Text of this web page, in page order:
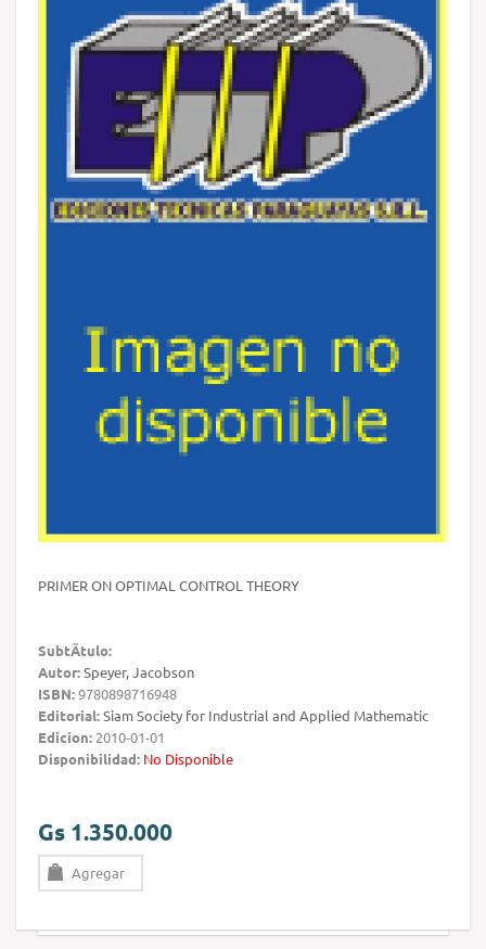
PRIMER ON OPTIMAL CONTROL THEORY
SubtÃ­tulo:
Autor:Speyer, Jacobson
ISBN:9780898716948
Editorial:Siam Society for Industrial and Applied Mathematic
Edicion: 2010-01-01
Disponibilidad: No Disponible
Gs 1.350.000
Agregar